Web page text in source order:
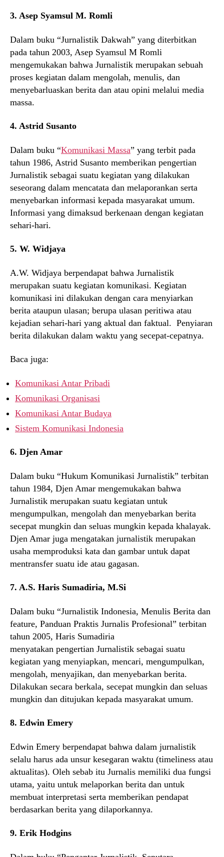
3. Asep Syamsul M. Romli
Dalam buku “Jurnalistik Dakwah” yang diterbitkan
pada tahun 2003, Asep Syamsul M Romli
mengemukakan bahwa Jurnalistik merupakan sebuah
proses kegiatan dalam mengolah, menulis, dan
menyebarluaskan berita dan atau opini melalui media
massa.
4. Astrid Susanto
Dalam buku “Komunikasi Massa” yang terbit pada
tahun 1986, Astrid Susanto memberikan pengertian
Jurnalistik sebagai suatu kegiatan yang dilakukan
seseorang dalam mencatata dan melaporankan serta
menyebarkan informasi kepada masyarakat umum.
Informasi yang dimaksud berkenaan dengan kegiatan
sehari-hari.
5. W. Widjaya
A.W. Widjaya berpendapat bahwa Jurnalistik
merupakan suatu kegiatan komunikasi. Kegiatan
komunikasi ini dilakukan dengan cara menyiarkan
berita ataupun ulasan; berupa ulasan peritiwa atau
kejadian sehari-hari yang aktual dan faktual. Penyiaran
berita dilakukan dalam waktu yang secepat-cepatnya.
Baca juga:
Komunikasi Antar Pribadi
Komunikasi Organisasi
Komunikasi Antar Budaya
Sistem Komunikasi Indonesia
6. Djen Amar
Dalam buku “Hukum Komunikasi Jurnalistik” terbitan
tahun 1984, Djen Amar mengemukakan bahwa
Jurnalistik merupakan suatu kegiatan untuk
mengumpulkan, mengolah dan menyebarkan berita
secepat mungkin dan seluas mungkin kepada khalayak.
Djen Amar juga mengatakan jurnalistik merupakan
usaha memproduksi kata dan gambar untuk dapat
mentransfer suatu ide atau gagasan.
7. A.S. Haris Sumadiria, M.Si
Dalam buku “Jurnalistik Indonesia, Menulis Berita dan
feature, Panduan Praktis Jurnalis Profesional” terbitan
tahun 2005, Haris Sumadiria
menyatakan pengertian Jurnalistik sebagai suatu
kegiatan yang menyiapkan, mencari, mengumpulkan,
mengolah, menyajikan, dan menyebarkan berita.
Dilakukan secara berkala, secepat mungkin dan seluas
mungkin dan ditujukan kepada masyarakat umum.
8. Edwin Emery
Edwin Emery berpendapat bahwa dalam jurnalistik
selalu harus ada unsur kesegaran waktu (timeliness atau
aktualitas). Oleh sebab itu Jurnalis memiliki dua fungsi
utama, yaitu untuk melaporkan berita dan untuk
membuat interpretasi serta memberikan pendapat
berdasarkan berita yang dilaporkannya.
9. Erik Hodgins